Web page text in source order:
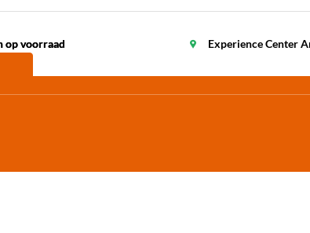
op voorraad Experience Center
op voorraad